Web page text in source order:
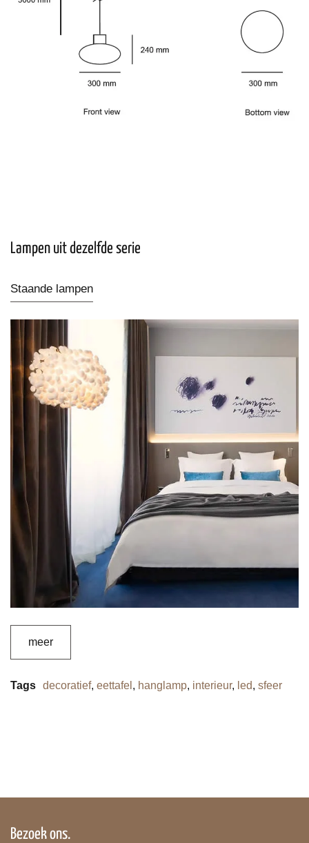
Lampen uit dezelfde serie
Staande lampen
meer
Tags decoratief, eettafel , hanglamp, interieur, led, sfeer
Bezoek ons.